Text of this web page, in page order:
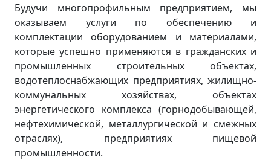
Будучи многопрофильным предприятием, мы
оказываем услуги по обеспечению и
комплектации оборудованием и материалами,
которые успешно применяются в гражданских и
промышленных строительных объектах,
водотеплоснабжающих предприятиях, жилищно-
коммунальных хозяйствах, объектах
энергетического комплекса (горнодобывающей,
нефтехимической, металлургической и смежных
отраслях), предприятиях пищевой
промышленности.